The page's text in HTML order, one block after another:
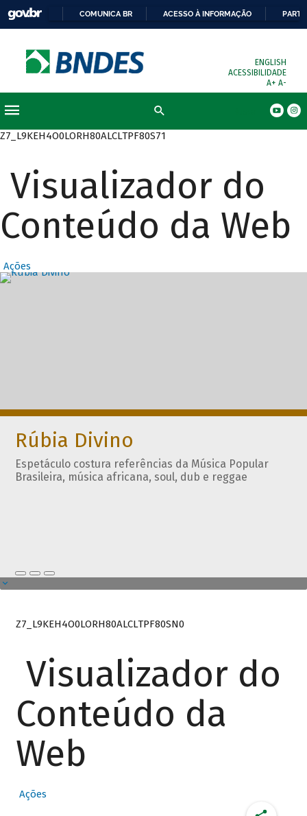
COMUNICA BR ACESSO À INFORMAÇÃO
ENGLISH
ACESSIBILIDADE
A+ A-
Z7_L9KEH4O0LORH80ALCLTPF80S71
Visualizador do
Conteúdo da Web
Ações
Destaques
Rúbia Divino
Espetáculo costura referências da Música Popular
Brasileira, música africana, soul, dub e reggae
Z7_L9KEH4O0LORH80ALCLTPF80SN0
Visualizador do
Conteúdo da
Web
Ações